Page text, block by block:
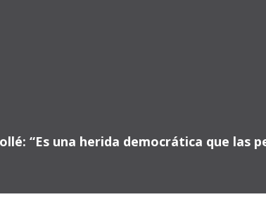
“Es una herida democrática que las